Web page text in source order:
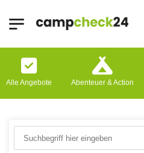
Alle Angebote Abenteuer & Action